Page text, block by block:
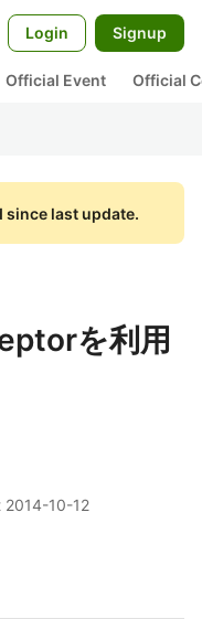
Login Signup
Official Event Official
since last update.
を利用
2014-10-12